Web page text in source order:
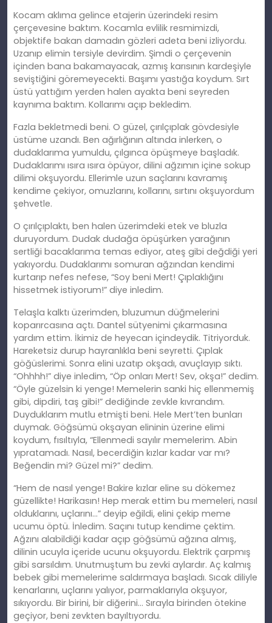
Kocam aklıma gelince etajerin üzerindeki resim
çerçevesine baktım. Kocamla evlilik resmimizdi,
objektife bakan damadın gözleri adeta beni izliyordu.
Uzanıp elimin tersiyle devirdim. Şimdi o çerçevenin
içinden bana bakamayacak, azmış karısının kardeşiyle
seviştiğini göremeyecekti. Başımı yastığa koydum. Sırt
üstü yattığım yerden halen ayakta beni seyreden
kaynıma baktım. Kollarımı açıp bekledim.
Fazla bekletmedi beni. O güzel, çırılçıplak gövdesiyle
üstüme uzandı. Ben ağırlığının altında inlerken, o
dudaklarıma yumuldu, çılgınca öpüşmeye başladık.
Dudaklarımı ısıra ısıra öpüyor, dilini ağzımın içine sokup
dilimi okşuyordu. Ellerimle uzun saçlarını kavramış
kendime çekiyor, omuzlarını, kollarını, sırtını okşuyordum
şehvetle.
O çırılçıplaktı, ben halen üzerimdeki etek ve bluzla
duruyordum. Dudak dudağa öpüşürken yarağının
sertliği bacaklarıma temas ediyor, ateş gibi değdiği yeri
yakıyordu. Dudaklarımı somuran ağzından kendimi
kurtarıp nefes nefese, “Soy beni Mert! Çıplaklığını
hissetmek istiyorum!” diye inledim.
Telaşla kalktı üzerimden, bluzumun düğmelerini
koparırcasına açtı. Dantel sütyenimi çıkarmasına
yardım ettim. İkimiz de heyecan içindeydik. Titriyorduk.
Hareketsiz durup hayranlıkla beni seyretti. Çıplak
göğüslerimi. Sonra elini uzatıp okşadı, avuçlayıp sıktı.
“Ohhhh!” diye inledim, “Öp onları Mert! Sev, okşa!” dedim.
“Öyle güzelsin ki yenge! Memelerin sanki hiç ellenmemiş
gibi, dipdiri, taş gibi!” dediğinde zevkle kıvrandım.
Duyduklarım mutlu etmişti beni. Hele Mert’ten bunları
duymak. Göğsümü okşayan elininin üzerine elimi
koydum, fısıltıyla, “Ellenmedi sayılır memelerim. Abin
yıpratamadı. Nasıl, becerdiğin kızlar kadar var mı?
Beğendin mi? Güzel mi?” dedim.
“Hem de nasıl yenge! Bakire kızlar eline su dökemez
güzellikte! Harikasın! Hep merak ettim bu memeleri, nasıl
olduklarını, uçlarını…” deyip eğildi, elini çekip meme
ucumu öptü. İnledim. Saçını tutup kendime çektim.
Ağzını alabildiği kadar açıp göğsümü ağzına almış,
dilinin ucuyla içeride ucunu okşuyordu. Elektrik çarpmış
gibi sarsıldım. Unutmuştum bu zevki aylardır. Aç kalmış
bebek gibi memelerime saldırmaya başladı. Sıcak diliyle
kenarlarını, uçlarını yalıyor, parmaklarıyla okşuyor,
sıkıyordu. Bir birini, bir diğerini… Sırayla birinden ötekine
geçiyor, beni zevkten bayıltıyordu.